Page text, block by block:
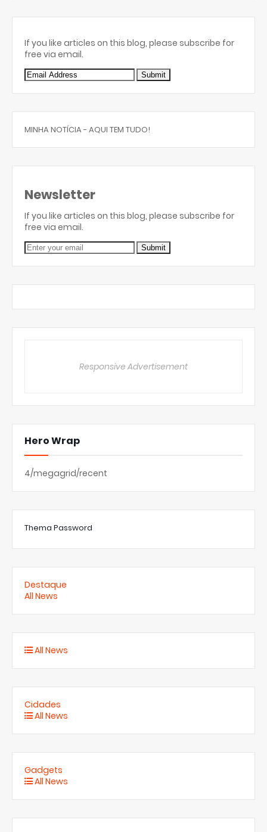
If you like articles on this blog, please subscribe for
free via email.
MINHA NOTÍCIA - AQUI TEM TUDO!
Newsletter
If you like articles on this blog, please subscribe for
free via email.
Responsive Advertisement
Hero Wrap
4/megagrid/recent
Thema Password
Destaque
All News
All News
Cidades
All News
Gadgets
All News